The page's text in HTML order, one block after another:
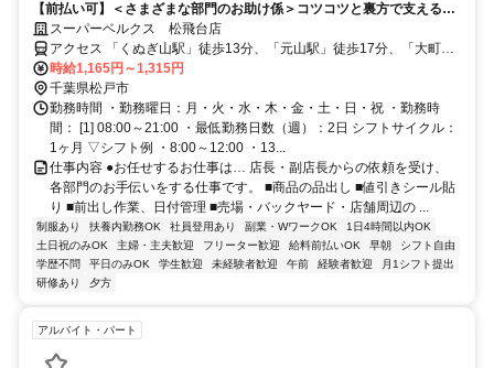
【前払い可】＜さまざまな部門のお助け係＞コツコツと裏方で支える！
週2日＆3h～扶養内勤務もOK♪
スーパーベルクス 松飛台店
アクセス 「くぬぎ山駅」徒歩13分、「元山駅」徒歩17分、「大町
駅」徒歩20分★自転車通勤OK
時給1,165円～1,315円
千葉県松戸市
勤務時間 ・勤務曜日：月・火・水・木・金・土・日・祝 ・勤務時
間： [1] 08:00～21:00 ・最低勤務日数（週）：2日 シフトサイクル：
1ヶ月 ▽シフト例 ・8:00～12:00 ・13...
仕事内容 ●お任せするお仕事は… 店長・副店長からの依頼を受け、
各部門のお手伝いをする仕事です。 ■商品の品出し ■値引きシール貼
り ■前出し作業、日付管理 ■売場・バックヤード・店舗周辺の ...
制服あり 扶養内勤務OK 社員登用あり 副業・WワークOK
1日4時間以内OK
土日祝のみOK
主婦・主夫歓迎 フリーター歓迎 給料前払いOK 早朝
シフト自由
学歴不問
平日のみOK 学生歓迎 未経験者歓迎 午前 経験者歓迎
月1シフト提出
研修あり
夕方
アルバイト・パート